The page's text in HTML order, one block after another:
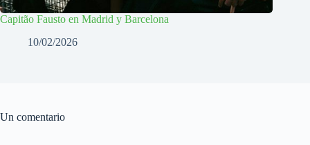
Capitão Fausto en Madrid y Barcelona
10/02/2026
Un comentario